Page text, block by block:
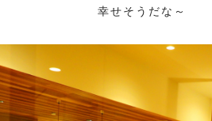
幸せそうだな～